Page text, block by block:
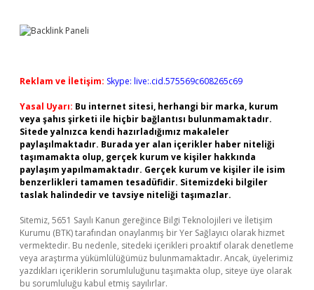
Reklam ve İletişim: Skype: live:.cid.575569c608265c69
Yasal Uyarı: Bu internet sitesi, herhangi bir marka, kurum
veya şahıs şirketi ile hiçbir bağlantısı bulunmamaktadır.
Sitede yalnızca kendi hazırladığımız makaleler
paylaşılmaktadır. Burada yer alan içerikler haber niteliği
taşımamakta olup, gerçek kurum ve kişiler hakkında
paylaşım yapılmamaktadır. Gerçek kurum ve kişiler ile isim
benzerlikleri tamamen tesadüfidir. Sitemizdeki bilgiler
taslak halindedir ve tavsiye niteliği taşımazlar.
Sitemiz, 5651 Sayılı Kanun gereğince Bilgi Teknolojileri ve İletişim
Kurumu (BTK) tarafından onaylanmış bir Yer Sağlayıcı olarak hizmet
vermektedir. Bu nedenle, sitedeki içerikleri proaktif olarak denetleme
veya araştırma yükümlülüğümüz bulunmamaktadır. Ancak, üyelerimiz
yazdıkları içeriklerin sorumluluğunu taşımakta olup, siteye üye olarak
bu sorumluluğu kabul etmiş sayılırlar.